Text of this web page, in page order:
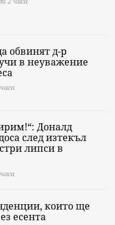
обвинят д-р
в неуважение
Доналд
след изтекъл
липси в
които ще
есента